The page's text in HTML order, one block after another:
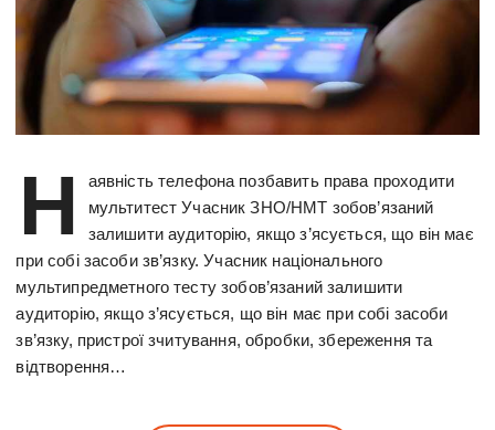
Н
аявність телефона позбавить права проходити
мультитест Учасник ЗНО/НМТ зобов’язаний
залишити аудиторію, якщо з’ясується, що він має
при собі засоби зв’язку. Учасник національного
мультипредметного тесту зобов’язаний залишити
аудиторію, якщо з’ясується, що він має при собі засоби
зв’язку, пристрої зчитування, обробки, збереження та
відтворення…